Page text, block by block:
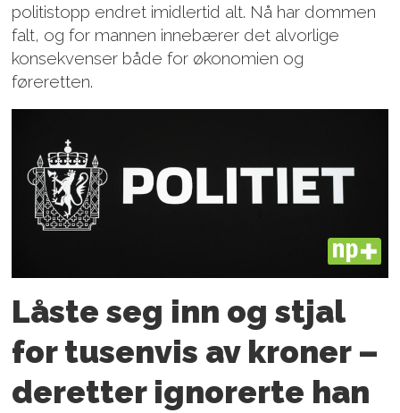
politistopp endret imidlertid alt. Nå har dommen
falt, og for mannen innebærer det alvorlige
konsekvenser både for økonomien og
føreretten.
PLUS
Låste seg inn og stjal
for tusenvis av kroner –
deretter ignorerte han